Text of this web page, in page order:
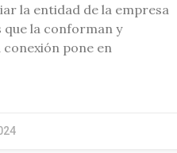
la entidad de la empresa
que la conforman y
pone en